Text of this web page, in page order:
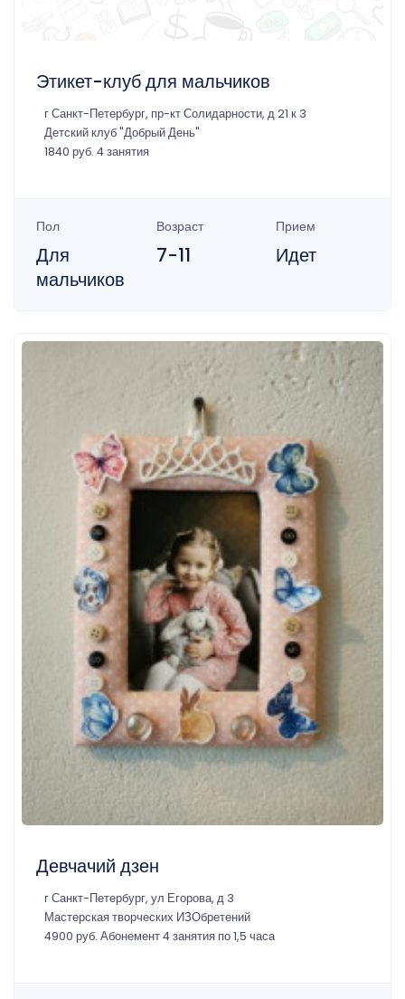
Этикет-клуб для мальчиков
г Санкт-Петербург, пр-кт Солидарности, д 21 к 3
Детский клуб "Добрый День"
1840 руб. 4 занятия
Пол
Для
мальчиков
Возраст
7-11
Прием
Идет
Девчачий дзен
г Санкт-Петербург, ул Егорова, д 3
Мастерская творческих ИЗОбретений
4900 руб. Абонемент 4 занятия по 1,5 часа